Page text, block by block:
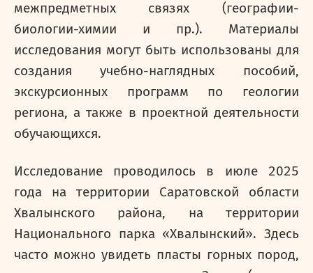
межпредметных связях (географии-
биологии-химии и пр.). Материалы
исследования могут быть использованы для
создания учебно-наглядных пособий,
экскурсионных программ по геологии
региона, а также в проектной деятельности
обучающихся.
Исследование проводилось в июле 2025
года на территории Саратовской области
Хвалынского района, на территории
Национального парка «Хвалынский». Здесь
часто можно увидеть пласты горных пород,